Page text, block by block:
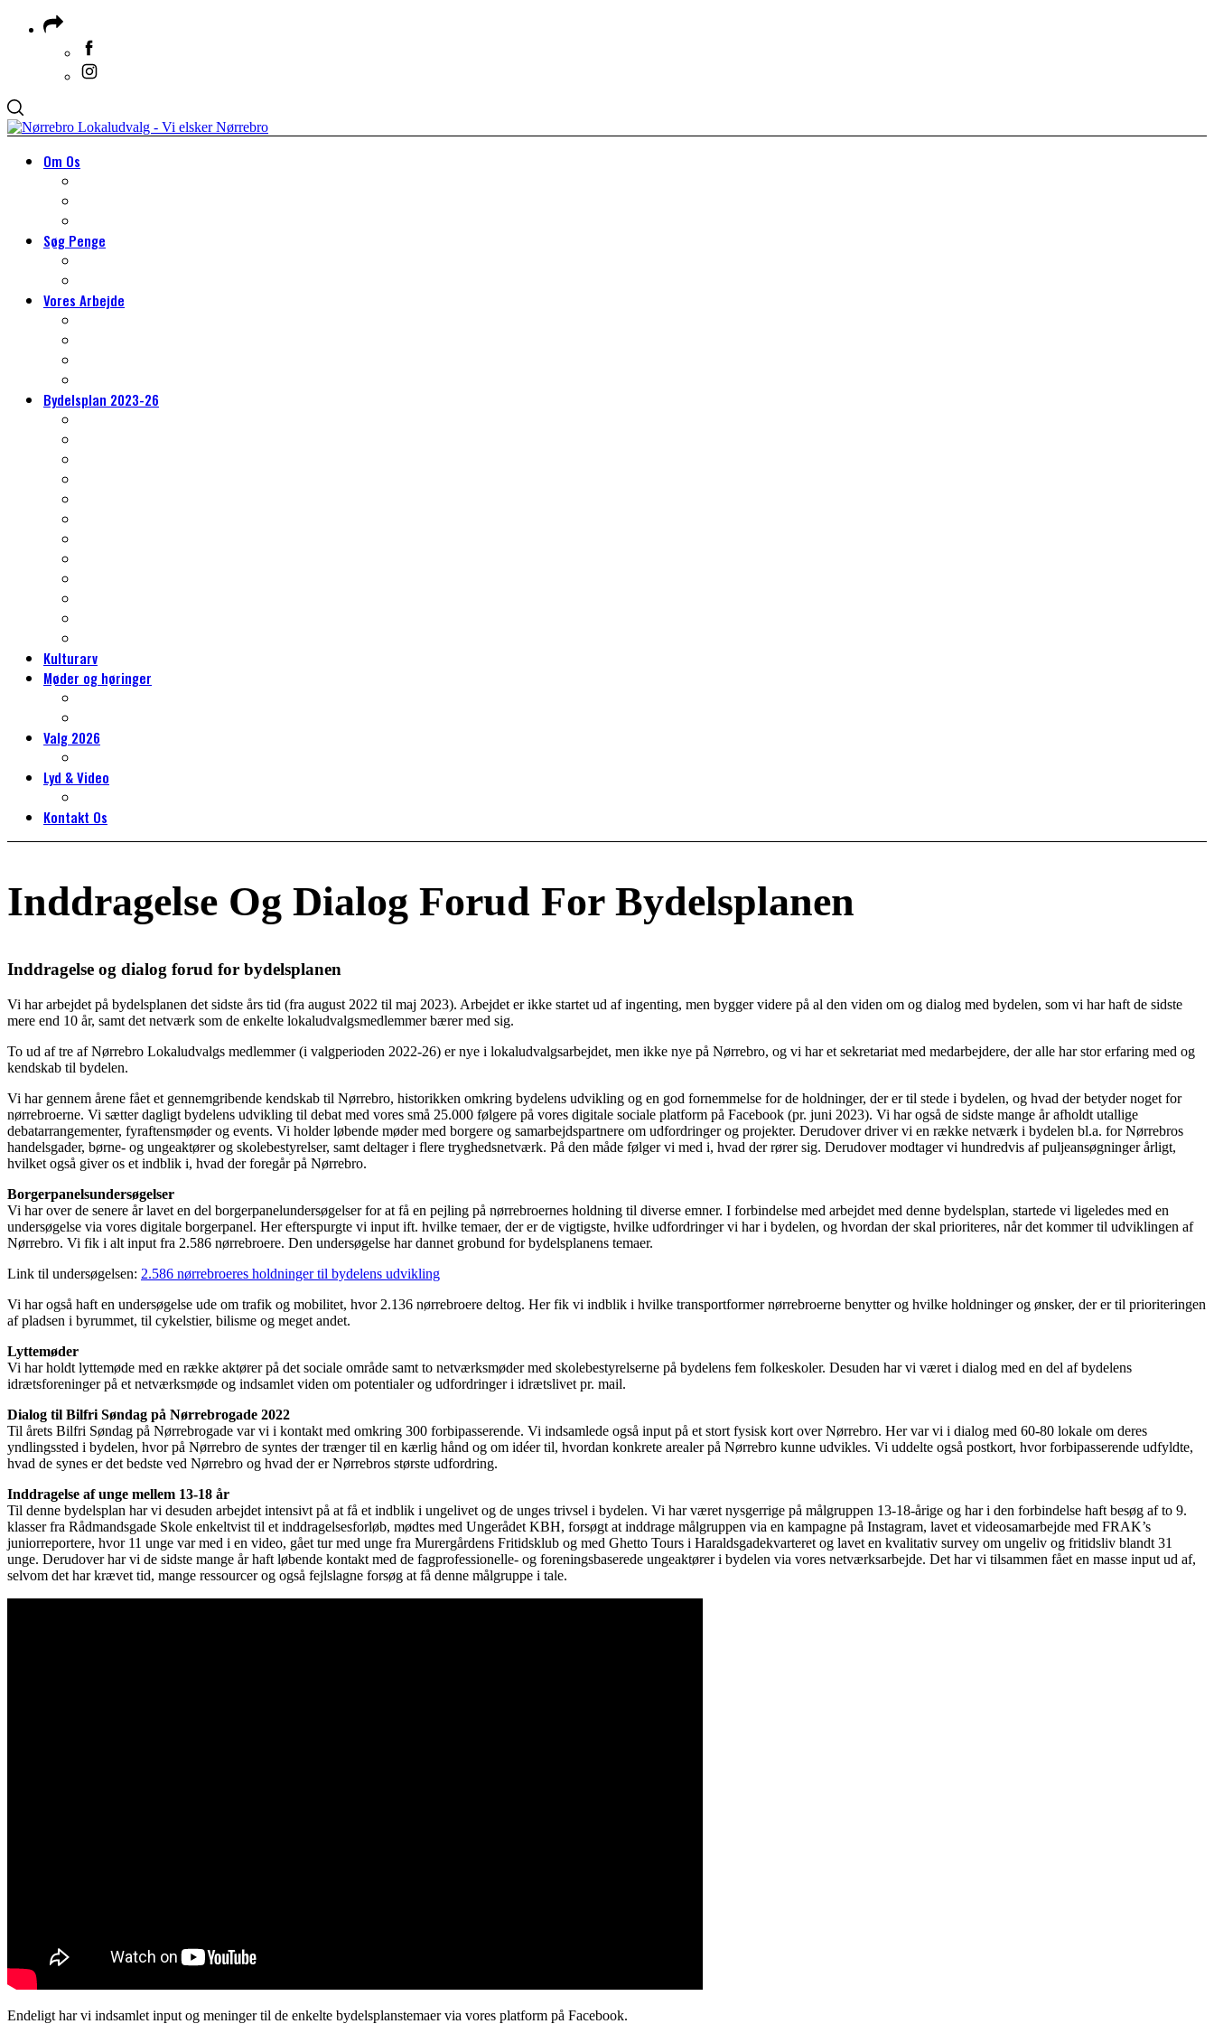
Om Os
Søg Penge
Vores Arbejde
Bydelsplan 2023-26
Kulturarv
Møder og høringer
Valg 2026
Lyd & Video
Kontakt Os
Inddragelse Og Dialog Forud For Bydelsplanen
Inddragelse og dialog forud for bydelsplanen
Vi har arbejdet på bydelsplanen det sidste års tid (fra august 2022 til maj 2023). Arbejdet er ikke startet ud af ingenting, men bygger videre på al den viden om og dialog med bydelen, som vi har haft de sidste
mere end 10 år, samt det netværk som de enkelte lokaludvalgsmedlemmer bærer med sig.
To ud af tre af Nørrebro Lokaludvalgs medlemmer (i valgperioden 2022-26) er nye i lokaludvalgsarbejdet, men ikke nye på Nørrebro, og vi har et sekretariat med medarbejdere, der alle har stor erfaring med og
kendskab til bydelen.
Vi har gennem årene fået et gennemgribende kendskab til Nørrebro, historikken omkring bydelens udvikling og en god fornemmelse for de holdninger, der er til stede i bydelen, og hvad der betyder noget for
nørrebroerne. Vi sætter dagligt bydelens udvikling til debat med vores små 25.000 følgere på vores digitale sociale platform på Facebook (pr. juni 2023). Vi har også de sidste mange år afholdt utallige
debatarrangementer, fyraftensmøder og events. Vi holder løbende møder med borgere og samarbejdspartnere om udfordringer og projekter. Derudover driver vi en række netværk i bydelen bl.a. for Nørrebros
handelsgader, børne- og ungeaktører og skolebestyrelser, samt deltager i flere tryghedsnetværk. På den måde følger vi med i, hvad der rører sig. Derudover modtager vi hundredvis af puljeansøgninger årligt,
hvilket også giver os et indblik i, hvad der foregår på Nørrebro.
Borgerpanelsundersøgelser
Vi har over de senere år lavet en del borgerpanelundersøgelser for at få en pejling på nørrebroernes holdning til diverse emner. I forbindelse med arbejdet med denne bydelsplan, startede vi ligeledes med en
undersøgelse via vores digitale borgerpanel. Her efterspurgte vi input ift. hvilke temaer, der er de vigtigste, hvilke udfordringer vi har i bydelen, og hvordan der skal prioriteres, når det kommer til udviklingen af
Nørrebro. Vi fik i alt input fra 2.586 nørrebroere. Den undersøgelse har dannet grobund for bydelsplanens temaer.
Link til undersøgelsen: 2.586 nørrebroeres holdninger til bydelens udvikling
Vi har også haft en undersøgelse ude om trafik og mobilitet, hvor 2.136 nørrebroere deltog. Her fik vi indblik i hvilke transportformer nørrebroerne benytter og hvilke holdninger og ønsker, der er til prioriteringen
af pladsen i byrummet, til cykelstier, bilisme og meget andet.
Lyttemøder
Vi har holdt lyttemøde med en række aktører på det sociale område samt to netværksmøder med skolebestyrelserne på bydelens fem folkeskoler. Desuden har vi været i dialog med en del af bydelens
idrætsforeninger på et netværksmøde og indsamlet viden om potentialer og udfordringer i idrætslivet pr. mail.
Dialog til Bilfri Søndag på Nørrebrogade 2022
Til årets Bilfri Søndag på Nørrebrogade var vi i kontakt med omkring 300 forbipasserende. Vi indsamlede også input på et stort fysisk kort over Nørrebro. Her var vi i dialog med 60-80 lokale om deres
yndlingssted i bydelen, hvor på Nørrebro de syntes der trænger til en kærlig hånd og om idéer til, hvordan konkrete arealer på Nørrebro kunne udvikles. Vi uddelte også postkort, hvor forbipasserende udfyldte,
hvad de synes er det bedste ved Nørrebro og hvad der er Nørrebros største udfordring.
Inddragelse af unge mellem 13-18 år
Til denne bydelsplan har vi desuden arbejdet intensivt på at få et indblik i ungelivet og de unges trivsel i bydelen. Vi har været nysgerrige på målgruppen 13-18-årige og har i den forbindelse haft besøg af to 9.
klasser fra Rådmandsgade Skole enkeltvist til et inddragelsesforløb, mødtes med Ungerådet KBH, forsøgt at inddrage målgruppen via en kampagne på Instagram, lavet et videosamarbejde med FRAK’s
juniorreportere, hvor 11 unge var med i en video, gået tur med unge fra Murergårdens Fritidsklub og med Ghetto Tours i Haraldsgadekvarteret og lavet en kvalitativ survey om ungeliv og fritidsliv blandt 31
unge. Derudover har vi de sidste mange år haft løbende kontakt med de fagprofessionelle- og foreningsbaserede ungeaktører i bydelen via vores netværksarbejde. Det har vi tilsammen fået en masse input ud af,
selvom det har krævet tid, mange ressourcer og også fejlslagne forsøg at få denne målgruppe i tale.
Endeligt har vi indsamlet input og meninger til de enkelte bydelsplanstemaer via vores platform på Facebook.